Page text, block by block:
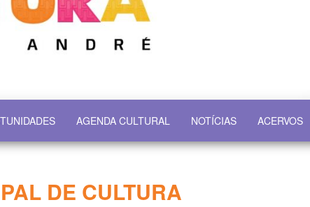
AGENDA CULTURAL NOTÍCIAS ACERVOS
DE CULTURA